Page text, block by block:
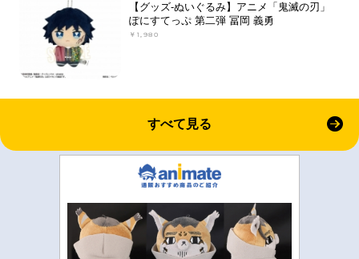
【グッズ-ぬいぐるみ】アニメ「鬼滅の刃」
ぽにすてっぷ 第二弾 冨岡 義勇
￥1,980
すべて見る